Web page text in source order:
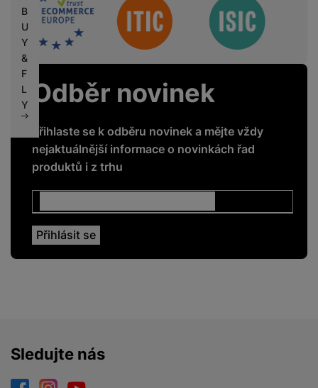
B
U
Y
&
F
L
Y
Odběr novinek
Přihlaste se k odběru novinek a mějte vždy
nejaktuálnější informace o novinkách řad
produktů i z trhu
Sledujte nás